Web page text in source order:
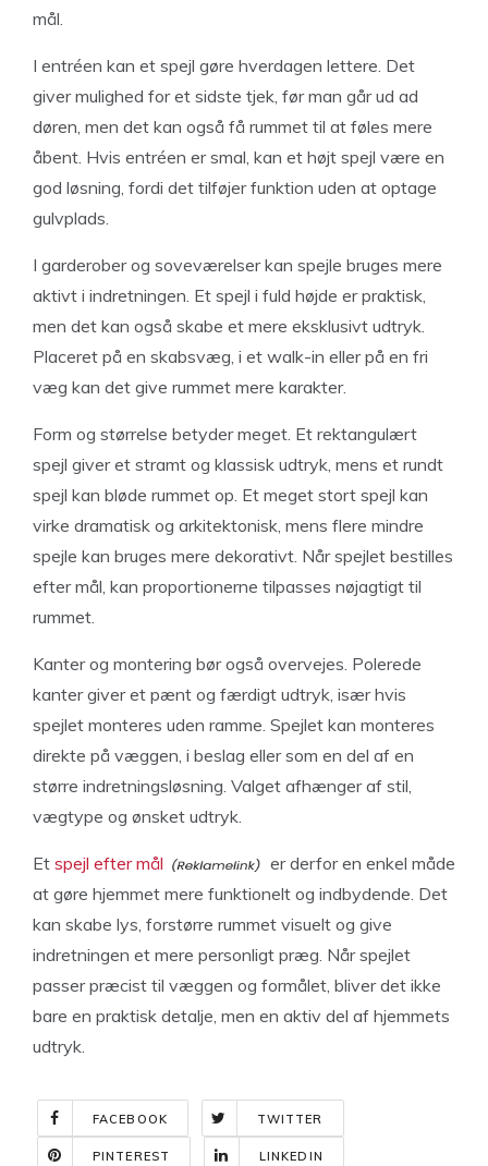
mål.
I entréen kan et spejl gøre hverdagen lettere. Det
giver mulighed for et sidste tjek, før man går ud ad
døren, men det kan også få rummet til at føles mere
åbent. Hvis entréen er smal, kan et højt spejl være en
god løsning, fordi det tilføjer funktion uden at optage
gulvplads.
I garderober og soveværelser kan spejle bruges mere
aktivt i indretningen. Et spejl i fuld højde er praktisk,
men det kan også skabe et mere eksklusivt udtryk.
Placeret på en skabsvæg, i et walk-in eller på en fri
væg kan det give rummet mere karakter.
Form og størrelse betyder meget. Et rektangulært
spejl giver et stramt og klassisk udtryk, mens et rundt
spejl kan bløde rummet op. Et meget stort spejl kan
virke dramatisk og arkitektonisk, mens flere mindre
spejle kan bruges mere dekorativt. Når spejlet bestilles
efter mål, kan proportionerne tilpasses nøjagtigt til
rummet.
Kanter og montering bør også overvejes. Polerede
kanter giver et pænt og færdigt udtryk, især hvis
spejlet monteres uden ramme. Spejlet kan monteres
direkte på væggen, i beslag eller som en del af en
større indretningsløsning. Valget afhænger af stil,
vægtype og ønsket udtryk.
Et spejl efter mål
er derfor en enkel måde
at gøre hjemmet mere funktionelt og indbydende. Det
kan skabe lys, forstørre rummet visuelt og give
indretningen et mere personligt præg. Når spejlet
passer præcist til væggen og formålet, bliver det ikke
bare en praktisk detalje, men en aktiv del af hjemmets
udtryk.
FACEBOOK TWITTER
PINTEREST LINKEDIN